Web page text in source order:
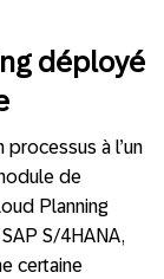
déployé
à l’un
de
Planning
S/4HANA,
certaine